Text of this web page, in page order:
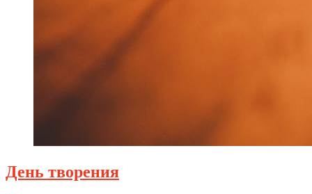
День творения